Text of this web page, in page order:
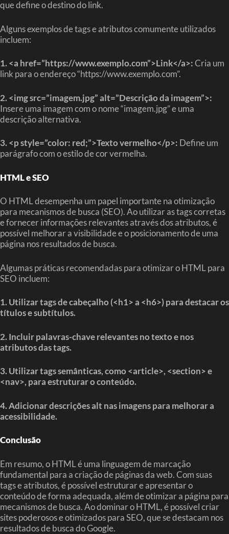
que define o destino do link.
Alguns exemplos de tags e atributos comumente utilizados
incluem:
1. <a href=”https://www.exemplo.com”>Link</a>:Cria um
link para o endereço “https://www.exemplo.com”.
2. <img src=”imagem.jpg” alt=”Descrição da imagem”>:
Insere uma imagem com o nome “imagem.jpg” e uma
descrição alternativa.
3. <p style=”color: red;”>Texto vermelho</p>: Define um
parágrafo com o estilo de cor vermelha.
HTML e SEO
O HTML desempenha um papel importante na otimização
para mecanismos de busca (SEO). Ao utilizar as tags corretas
e fornecer informações relevantes através dos atributos, é
possível melhorar a visibilidade e o posicionamento de uma
página nos resultados de busca.
Algumas práticas recomendadas para otimizar o HTML para
SEO incluem:
1. Utilizar tags de cabeçalho (<h1> a <h6>) para destacar os
títulos e subtítulos.
2. Incluir palavras-chave relevantes no texto e nos
atributos das tags.
3. Utilizar tags semânticas, como <article>, <section> e
<nav>, para estruturar o conteúdo.
4. Adicionar descrições alt nas imagens para melhorar a
acessibilidade.
Conclusão
Em resumo, o HTML é uma linguagem de marcação
fundamental para a criação de páginas da web. Com suas
tags e atributos, é possível estruturar e apresentar o
conteúdo de forma adequada, além de otimizar a página para
mecanismos de busca. Ao dominar o HTML, é possível criar
sites poderosos e otimizados para SEO, que se destacam nos
resultados de busca do Google.